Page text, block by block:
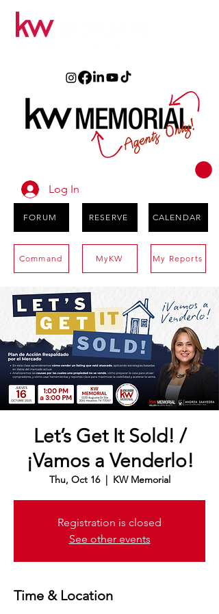
Log In
FORUM RESERVE CALENDAR
Command MyKW My Reports
Let’s Get It Sold! /
¡Vamos a Venderlo!
Thu, Oct 16
  |
KW Memorial
Registration is closed
See other events
Time & Location